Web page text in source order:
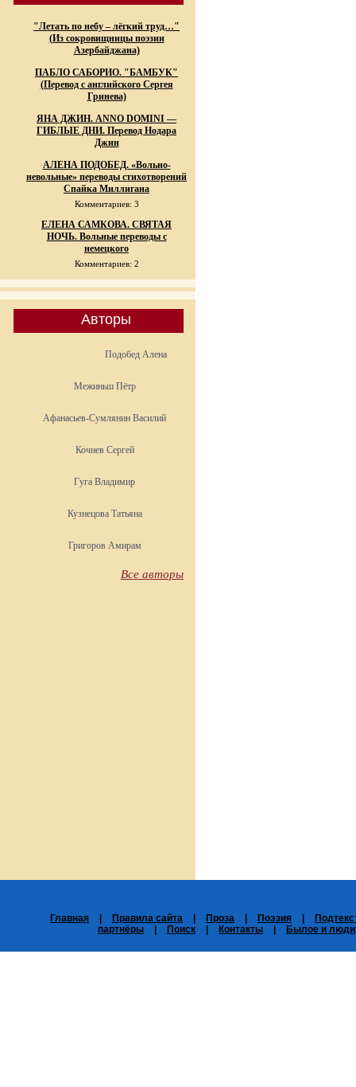
"Летать по небу – лёгкий труд…"
(Из сокровищницы поэзии
Азербайджана)
ПАБЛО САБОРИО. "БАМБУК"
(Перевод с английского Сергея
Гринева)
ЯНА ДЖИН. ANNO DOMINI —
ГИБЛЫЕ ДНИ. Перевод Нодара
Джин
АЛЕНА ПОДОБЕД. «Вольно-
невольные» переводы стихотворений
Спайка Миллигана
Комментариев: 3
ЕЛЕНА САМКОВА. СВЯТАЯ
НОЧЬ. Вольные переводы с
немецкого
Комментариев: 2
Авторы
Подобед Алена
Межиньш Пётр
Афанасьев-Сумлянин Василий
Кочнев Сергей
Гуга Владимир
Кузнецова Татьяна
Григоров Амирам
Все авторы
Главная Правила сайта Проза Поэзия
партнёры
Поиск Контакты Былое и люди